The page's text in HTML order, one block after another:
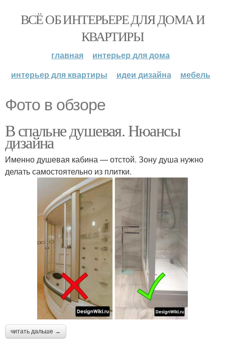
ВСЁ ОБ ИНТЕРЬЕРЕ ДЛЯ ДОМА И
КВАРТИРЫ
главная
интерьер для дома
интерьер для квартиры
идеи дизайна мебель
Фото в обзоре
В спальне душевая. Нюансы
дизайна
Именно душевая кабина — отстой. Зону душа нужно
делать самостоятельно из плитки.
читать дальше →